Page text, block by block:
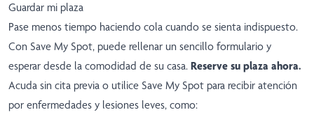
Guardar mi plaza
Pase menos tiempo haciendo cola cuando se sienta indispuesto.
Con Save My Spot, puede rellenar un sencillo formulario y
esperar desde la comodidad de su casa. Reserve su plaza ahora.
Acuda sin cita previa o utilice Save My Spot para recibir atención
por enfermedades y lesiones leves, como: